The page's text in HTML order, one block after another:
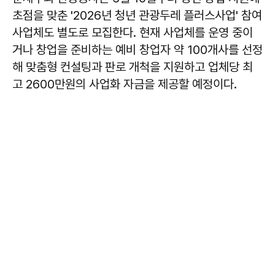
초점을 맞춘 '2026년 청년 관광두레 플러스사업' 참여
사업체도 별도로 모집한다. 현재 사업체를 운영 중이
거나 창업을 준비하는 예비 창업자 약 100개사를 선정
해 맞춤형 컨설팅과 판로 개척을 지원하고 업체당 최
고 2600만원의 사업화 자금을 제공할 예정이다.